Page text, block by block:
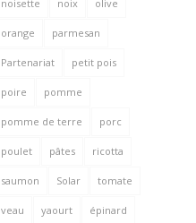
noisette noix olive
orange parmesan
Partenariat petit pois
poire pomme
pomme de terre porc
poulet pâtes ricotta
saumon Solar tomate
veau yaourt épinard